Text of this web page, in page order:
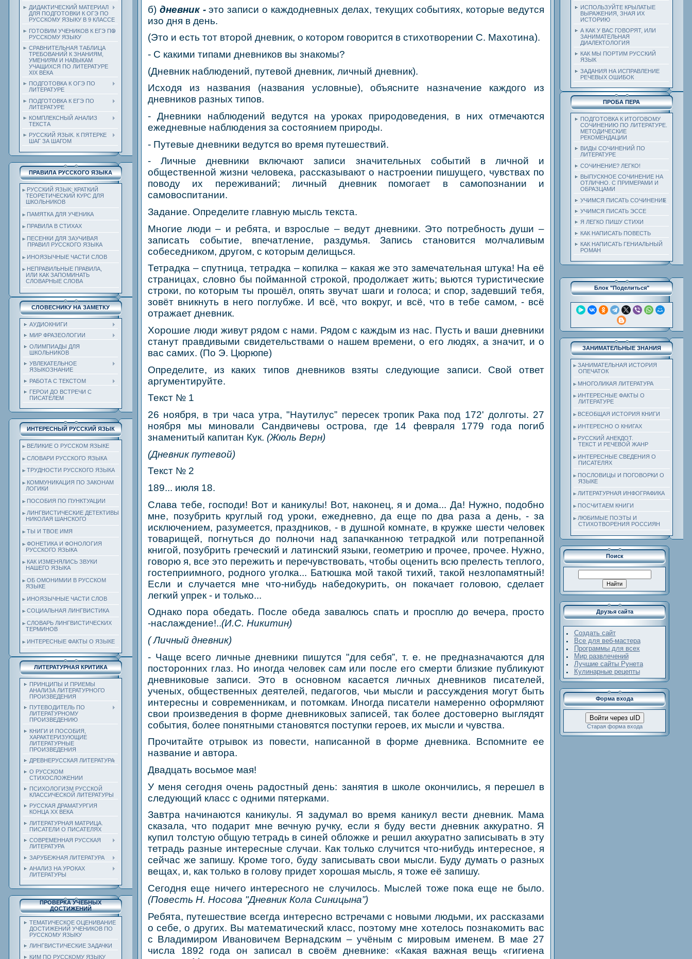
ДИДАКТИЧЕСКИЙ МАТЕРИАЛ
ДЛЯ ПОДГОТОВКИ К ОГЭ ПО
РУССКОМУ ЯЗЫКУ В 9 КЛАССЕ
ГОТОВИМ УЧЕНИКОВ К ЕГЭ ПО
РУССКОМУ ЯЗЫКУ
СРАВНИТЕЛЬНАЯ ТАБЛИЦА
ТРЕБОВАНИЙ К ЗНАНИЯМ,
УМЕНИЯМ И НАВЫКАМ
УЧАЩИХСЯ ПО ЛИТЕРАТУРЕ
ХIХ ВЕКА
ПОДГОТОВКА К ОГЭ ПО
ЛИТЕРАТУРЕ
ПОДГОТОВКА К ЕГЭ ПО
ЛИТЕРАТУРЕ
КОМПЛЕКСНЫЙ АНАЛИЗ
ТЕКСТА
РУССКИЙ ЯЗЫК. К ПЯТЕРКЕ
ШАГ ЗА ШАГОМ
ПРАВИЛА РУССКОГО ЯЗЫКА
РУССКИЙ ЯЗЫК: КРАТКИЙ
ТЕОРЕТИЧЕСКИЙ КУРС ДЛЯ
ШКОЛЬНИКОВ
ПАМЯТКА ДЛЯ УЧЕНИКА
ПРАВИЛА В СТИХАХ
ПЕСЕНКИ ДЛЯ ЗАУЧИВАЯ
ПРАВИЛ РУССКОГО ЯЗЫКА
ИНОЯЗЫЧНЫЕ ЧАСТИ СЛОВ
НЕПРАВИЛЬНЫЕ ПРАВИЛА,
ИЛИ КАК ЗАПОМИНАТЬ
СЛОВАРНЫЕ СЛОВА
СЛОВЕСНИКУ НА ЗАМЕТКУ
АУДИОКНИГИ
МИР ФРАЗЕОЛОГИИ
ОЛИМПИАДЫ ДЛЯ
ШКОЛЬНИКОВ
УВЛЕКАТЕЛЬНОЕ
ЯЗЫКОЗНАНИЕ
РАБОТА С ТЕКСТОМ
ГЕРОИ ДО ВСТРЕЧИ С
ПИСАТЕЛЕМ
ИНТЕРЕСНЫЙ РУССКИЙ ЯЗЫК
ВЕЛИКИЕ О РУССКОМ ЯЗЫКЕ
СЛОВАРИ РУССКОГО ЯЗЫКА
ТРУДНОСТИ РУССКОГО ЯЗЫКА
КОММУНИКАЦИЯ ПО ЗАКОНАМ
ЛОГИКИ
ПОСОБИЯ ПО ПУНКТУАЦИИ
ЛИНГВИСТИЧЕСКИЕ ДЕТЕКТИВЫ
НИКОЛАЯ ШАНСКОГО
ТЫ И ТВОЕ ИМЯ
ФОНЕТИКА И ФОНОЛОГИЯ
РУССКОГО ЯЗЫКА
КАК ИЗМЕНЯЛИСЬ ЗВУКИ
НАШЕГО ЯЗЫКА
ОБ ОМОНИМИИ В РУССКОМ
ЯЗЫКЕ
ИНОЯЗЫЧНЫЕ ЧАСТИ СЛОВ
СОЦИАЛЬНАЯ ЛИНГВИСТИКА
СЛОВАРЬ ЛИНГВИСТИЧЕСКИХ
ТЕРМИНОВ
ИНТЕРЕСНЫЕ ФАКТЫ О ЯЗЫКЕ
ЛИТЕРАТУРНАЯ КРИТИКА
ПРИНЦИПЫ И ПРИЕМЫ
АНАЛИЗА ЛИТЕРАТУРНОГО
ПРОИЗВЕДЕНИЯ
ПУТЕВОДИТЕЛЬ ПО
ЛИТЕРАТУРНОМУ
ПРОИЗВЕДЕНИЮ
КНИГИ И ПОСОБИЯ,
ХАРАКТЕРИЗУЮЩИЕ
ЛИТЕРАТУРНЫЕ
ПРОИЗВЕДЕНИЯ
ДРЕВНЕРУССКАЯ ЛИТЕРАТУРА
О РУССКОМ
СТИХОСЛОЖЕНИИ
ПСИХОЛОГИЗМ РУССКОЙ
КЛАССИЧЕСКОЙ ЛИТЕРАТУРЫ
РУССКАЯ ДРАМАТУРГИЯ
КОНЦА ХХ ВЕКА
ЛИТЕРАТУРНАЯ МАТРИЦА.
ПИСАТЕЛИ О ПИСАТЕЛЯХ
СОВРЕМЕННАЯ РУССКАЯ
ЛИТЕРАТУРА
ЗАРУБЕЖНАЯ ЛИТЕРАТУРА
АНАЛИЗ НА УРОКАХ
ЛИТЕРАТУРЫ
ПРОВЕРКА УЧЕБНЫХ
ДОСТИЖЕНИЙ
ТЕМАТИЧЕСКОЕ ОЦЕНИВАНИЕ
ДОСТИЖЕНИЙ УЧЕНИКОВ ПО
РУССКОМУ ЯЗЫКУ
ЛИНГВИСТИЧЕСКИЕ ЗАДАЧКИ
КИМ ПО РУССКОМУ ЯЗЫКУ
б) дневник - это записи о каждодневных делах, текущих событиях, которые ведутся
изо дня в день.
(Это и есть тот второй дневник, о котором говорится в стихотворении С. Махотина).
- С какими типами дневников вы знакомы?
(Дневник наблюдений, путевой дневник, личный дневник).
Исходя из названия (названия условные), объясните назначение каждого из
дневников разных типов.
- Дневники наблюдений ведутся на уроках природоведения, в них отмечаются
ежедневные наблюдения за состоянием природы.
- Путевые дневники ведутся во время путешествий.
- Личные дневники включают записи значительных событий в личной и
общественной жизни человека, рассказывают о настроении пишущего, чувствах по
поводу их переживаний; личный дневник помогает в самопознании и
самовоспитании.
Задание. Определите главную мысль текста.
Многие люди – и ребята, и взрослые – ведут дневники. Это потребность души –
записать событие, впечатление, раздумья. Запись становится молчаливым
собеседником, другом, с которым делищься.
Тетрадка – спутница, тетрадка – копилка – какая же это замечательная штука! На её
страницах, словно бы пойманной строкой, продолжает жить; вьются туристические
строки, по которым ты прошёл, опять звучат шаги и голоса; и спор, задевший тебя,
зовёт вникнуть в него поглубже. И всё, что вокруг, и всё, что в тебе самом, - всё
отражает дневник.
Хорошие люди живут рядом с нами. Рядом с каждым из нас. Пусть и ваши дневники
станут правдивыми свидетельствами о нашем времени, о его людях, а значит, и о
вас самих. (По Э. Цюрюпе)
Определите, из каких типов дневников взяты следующие записи. Свой ответ
аргументируйте.
Текст № 1
26 ноября, в три часа утра, "Наутилус” пересек тропик Рака под 172' долготы. 27
ноября мы миновали Сандвичевы острова, где 14 февраля 1779 года погиб
знаменитый капитан Кук. (Жюль Верн)
(Дневник путевой)
Текст № 2
189... июля 18.
Слава тебе, господи! Вот и каникулы! Вот, наконец, я и дома... Да! Нужно, подобно
мне, позубрить круглый год уроки, ежедневно, да еще по два раза а день, - за
исключением, разумеется, праздников, - в душной комнате, в кружке шести человек
товарищей, погнуться до полночи над запачканною тетрадкой или потрепанной
книгой, позубрить греческий и латинский языки, геометрию и прочее, прочее. Нужно,
говорю я, все это пережить и перечувствовать, чтобы оценить всю прелесть теплого,
гостеприимного, родного уголка... Батюшка мой такой тихий, такой незлопамятный!
Если и случается мне что-нибудь набедокурить, он покачает головою, сделает
легкий упрек - и только...
Однако пора обедать. После обеда завалюсь спать и просплю до вечера, просто
-наслаждение!..(И.С. Никитин)
( Личный дневник)
- Чаще всего личные дневники пишутся "для себя”, т. е. не предназначаются для
посторонних глаз. Но иногда человек сам или после его смерти близкие публикуют
дневниковые записи. Это в основном касается личных дневников писателей,
ученых, общественных деятелей, педагогов, чьи мысли и рассуждения могут быть
интересны и современникам, и потомкам. Иногда писатели намеренно оформляют
свои произведения в форме дневниковых записей, так более достоверно выглядят
события, более понятными становятся поступки героев, их мысли и чувства.
Прочитайте отрывок из повести, написанной в форме дневника. Вспомните ее
название и автора.
Двадцать восьмое мая!
У меня сегодня очень радостный день: занятия в школе окончились, я перешел в
следующий класс с одними пятерками.
Завтра начинаются каникулы. Я задумал во время каникул вести дневник. Мама
сказала, что подарит мне вечную ручку, если я буду вести дневник аккуратно. Я
купил толстую общую тетрадь в синей обложке и решил аккуратно записывать в эту
тетрадь разные интересные случаи. Как только случится что-нибудь интересное, я
сейчас же запишу. Кроме того, буду записывать свои мысли. Буду думать о разных
вещах, и, как только в голову придет хорошая мысль, я тоже её запишу.
Сегодня еще ничего интересного не случилось. Мыслей тоже пока еще не было.
(Повесть Н. Носова "Дневник Кола Синицына”)
Ребята, путешествие всегда интересно встречами с новыми людьми, их рассказами
о себе, о других. Вы математический класс, поэтому мне хотелось познакомить вас
с Владимиром Ивановичем Вернадским – учёным с мировым именем. В мае 27
числа 1892 года он записал в своём дневнике: «Какая важная вещь «гигиена
ИСПОЛЬЗУЙТЕ КРЫЛАТЫЕ
ВЫРАЖЕНИЯ, ЗНАЯ ИХ
ИСТОРИЮ
А КАК У ВАС ГОВОРЯТ, ИЛИ
ЗАНИМАТЕЛЬНАЯ
ДИАЛЕКТОЛОГИЯ
КАК МЫ ПОРТИМ РУССКИЙ
ЯЗЫК
ЗАДАНИЯ НА ИСПРАВЛЕНИЕ
РЕЧЕВЫХ ОШИБОК
ПРОБА ПЕРА
ПОДГОТОВКА К ИТОГОВОМУ
СОЧИНЕНИЮ ПО ЛИТЕРАТУРЕ.
МЕТОДИЧЕСКИЕ
РЕКОМЕНДАЦИИ
ВИДЫ СОЧИНЕНИЙ ПО
ЛИТЕРАТУРЕ
СОЧИНЕНИЕ? ЛЕГКО!
ВЫПУСКНОЕ СОЧИНЕНИЕ НА
ОТЛИЧНО. С ПРИМЕРАМИ И
ОБРАЗЦАМИ
УЧИМСЯ ПИСАТЬ СОЧИНЕНИЕ
УЧИМСЯ ПИСАТЬ ЭССЕ
Я ЛЕГКО ПИШУ СТИХИ
КАК НАПИСАТЬ ПОВЕСТЬ
КАК НАПИСАТЬ ГЕНИАЛЬНЫЙ
РОМАН
Блок "Поделиться"
ЗАНИМАТЕЛЬНЫЕ ЗНАНИЯ
ЗАНИМАТЕЛЬНАЯ ИСТОРИЯ
ОПЕЧАТОК
МНОГОЛИКАЯ ЛИТЕРАТУРА
ИНТЕРЕСНЫЕ ФАКТЫ О
ЛИТЕРАТУРЕ
ВСЕОБЩАЯ ИСТОРИЯ КНИГИ
ИНТЕРЕСНО О КНИГАХ
РУССКИЙ АНЕКДОТ.
ТЕКСТ И РЕЧЕВОЙ ЖАНР
ИНТЕРЕСНЫЕ СВЕДЕНИЯ О
ПИСАТЕЛЯХ
ПОСЛОВИЦЫ И ПОГОВОРКИ О
ЯЗЫКЕ
ЛИТЕРАТУРНАЯ ИНФОГРАФИКА
ПОСЧИТАЕМ КНИГИ
ЛЮБИМЫЕ ПОЭТЫ И
СТИХОТВОРЕНИЯ РОССИЯН
Поиск
Друзья сайта
Создать сайт
Все для веб-мастера
Программы для всех
Мир развлечений
Лучшие сайты Рунета
Кулинарные рецепты
Форма входа
Войти через uID
Старая форма входа